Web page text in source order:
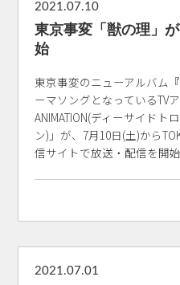
2021.07.10
東京事変「獣の理」
始
東京事変のニューアルバム
ーマソングとなっているTVア
ANIMATION(ディーサイドト
ン)」が、7月10日(土)から
信サイトで放送・配信を開始
2021.07.01